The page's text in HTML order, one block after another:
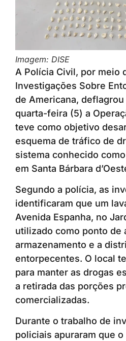
Imagem: DISE
A Polícia Civil, por meio
Investigações Sobre
de Americana, deflagrou
quarta-feira (5) a
teve como objetivo
esquema de tráfico de
sistema conhecido
em Santa Bárbara
Segundo a polícia, as
identificaram que um
Avenida Espanha, no
utilizado como ponto de
armazenamento e a
entorpecentes. O local
para manter as drogas
a retirada das porções
comercializadas.
Durante o trabalho de
policiais apuraram que